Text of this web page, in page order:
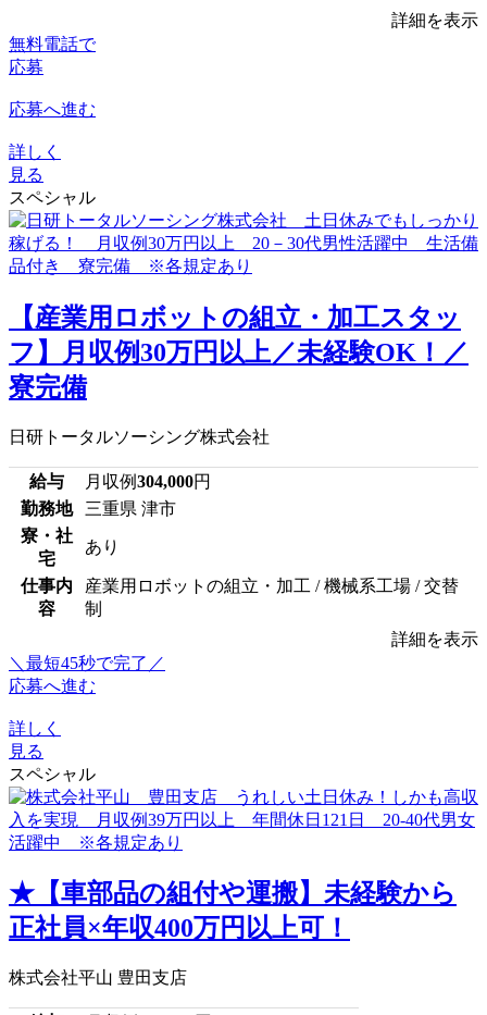
詳細を表示
無料電話で
応募
応募へ進む
詳しく
見る
スペシャル
【産業用ロボットの組立・加工スタッ
フ】月収例30万円以上／未経験OK！／
寮完備
日研トータルソーシング株式会社
給与 月収例304,000円
勤務地
三重県 津市
寮・社
宅
あり
仕事内
容
産業用ロボットの組立・加工 / 機械系工場 / 交替
制
詳細を表示
＼最短45秒で完了／
応募へ進む
詳しく
見る
スペシャル
★【車部品の組付や運搬】未経験から
正社員×年収400万円以上可！
株式会社平山 豊田支店